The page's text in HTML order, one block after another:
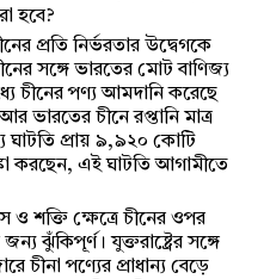
হবে?
প্রতি নির্ভরতার উদ্বেগকে
সঙ্গে ভারতের মোট বাণিজ্য
চীনের পণ্য আমদানি করেছে
চীনে রপ্তানি মাত্র
প্রায় ৯,৯২০ কোটি
করছেন, এই ঘাটতি আগামীতে
শক্তি ক্ষেত্রে চীনের ওপর
ঝুঁকিপূর্ণ। যুক্তরাষ্ট্রের সঙ্গে
চীনা পণ্যের প্রাধান্য বেড়ে